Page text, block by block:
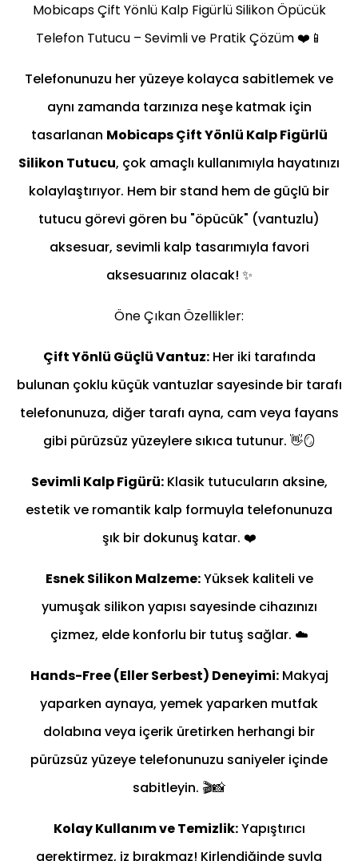
Mobicaps Çift Yönlü Kalp Figürlü Silikon Öpücük
Telefon Tutucu – Sevimli ve Pratik Çözüm ❤️📱
Telefonunuzu her yüzeye kolayca sabitlemek ve
aynı zamanda tarzınıza neşe katmak için
tasarlanan Mobicaps Çift Yönlü Kalp Figürlü
Silikon Tutucu, çok amaçlı kullanımıyla hayatınızı
kolaylaştırıyor. Hem bir stand hem de güçlü bir
tutucu görevi gören bu "öpücük" (vantuzlu)
aksesuar, sevimli kalp tasarımıyla favori
aksesuarınız olacak! ✨
Öne Çıkan Özellikler:
Çift Yönlü Güçlü Vantuz:Her iki tarafında
bulunan çoklu küçük vantuzlar sayesinde bir tarafı
telefonunuza, diğer tarafı ayna, cam veya fayans
gibi pürüzsüz yüzeylere sıkıca tutunur. 👋🪞
Sevimli Kalp Figürü:Klasik tutucuların aksine,
estetik ve romantik kalp formuyla telefonunuza
şık bir dokunuş katar. ❤️
Esnek Silikon Malzeme:Yüksek kaliteli ve
yumuşak silikon yapısı sayesinde cihazınızı
çizmez, elde konforlu bir tutuş sağlar. ☁️
Hands-Free (Eller Serbest) Deneyimi:Makyaj
yaparken aynaya, yemek yaparken mutfak
dolabına veya içerik üretirken herhangi bir
pürüzsüz yüzeye telefonunuzu saniyeler içinde
sabitleyin. 🎬📸
Kolay Kullanım ve Temizlik:Yapıştırıcı
gerektirmez, iz bırakmaz! Kirlendiğinde suyla